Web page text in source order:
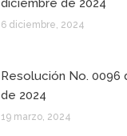
diciembre de 2024
6 diciembre, 2024
Resolución No. 0096
de 2024
19 marzo, 2024